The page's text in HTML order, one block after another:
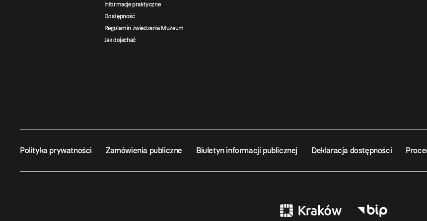
Informacje praktyczne
Dostępność
Regulamin zwiedzania Muzeum
Jak dojechać
Polityka prywatności Zamówienia publiczne Biuletyn informacji publicznej Deklaracja dostępności